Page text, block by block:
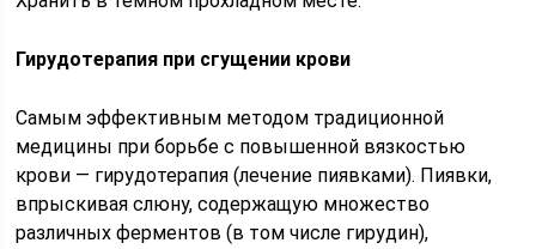
Гирудотерапия при сгущении крови
Самым эффективным методом традиционной
медицины при борьбе с повышенной вязкостью
крови — гирудотерапия (лечение пиявками). Пиявки,
впрыскивая слюну, содержащую множество
различных ферментов (в том числе гирудин),